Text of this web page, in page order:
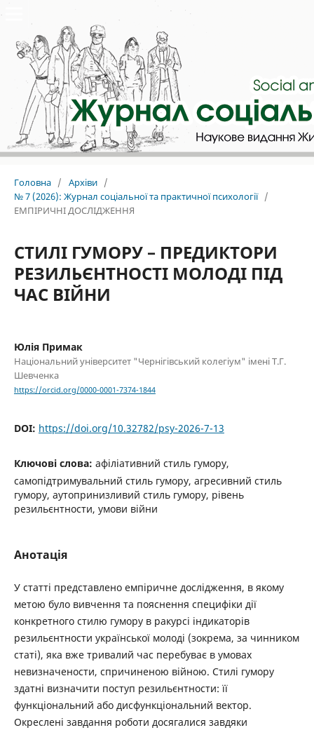
Головна / Архіви /
№ 7 (2026): Журнал соціальної та практичної психології /
ЕМПІРИЧНІ ДОСЛІДЖЕННЯ
СТИЛІ ГУМОРУ – ПРЕДИКТОРИ
РЕЗИЛЬЄНТНОСТІ МОЛОДІ ПІД
ЧАС ВІЙНИ
Юлія Примак
Національний університет "Чернігівський колегіум" імені Т.Г.
Шевченка
https://orcid.org/0000-0001-7374-1844
DOI: https://doi.org/10.32782/psy-2026-7-13
Ключові слова: афіліативний стиль гумору,
самопідтримувальний стиль гумору, агресивний стиль
гумору, аутопринизливий стиль гумору, рівень
резильєнтности, умови війни
Анотація
У статті представлено емпіричне дослідження, в якому
метою було вивчення та пояснення специфіки дії
конкретного стилю гумору в ракурсі індикаторів
резильєнтности української молоді (зокрема, за чинником
статі), яка вже тривалий час перебуває в умовах
невизначености, спричиненою війною. Стилі гумору
здатні визначити поступ резильєнтности: її
функціональний або дисфункціональний вектор.
Окреслені завдання роботи досягалися завдяки